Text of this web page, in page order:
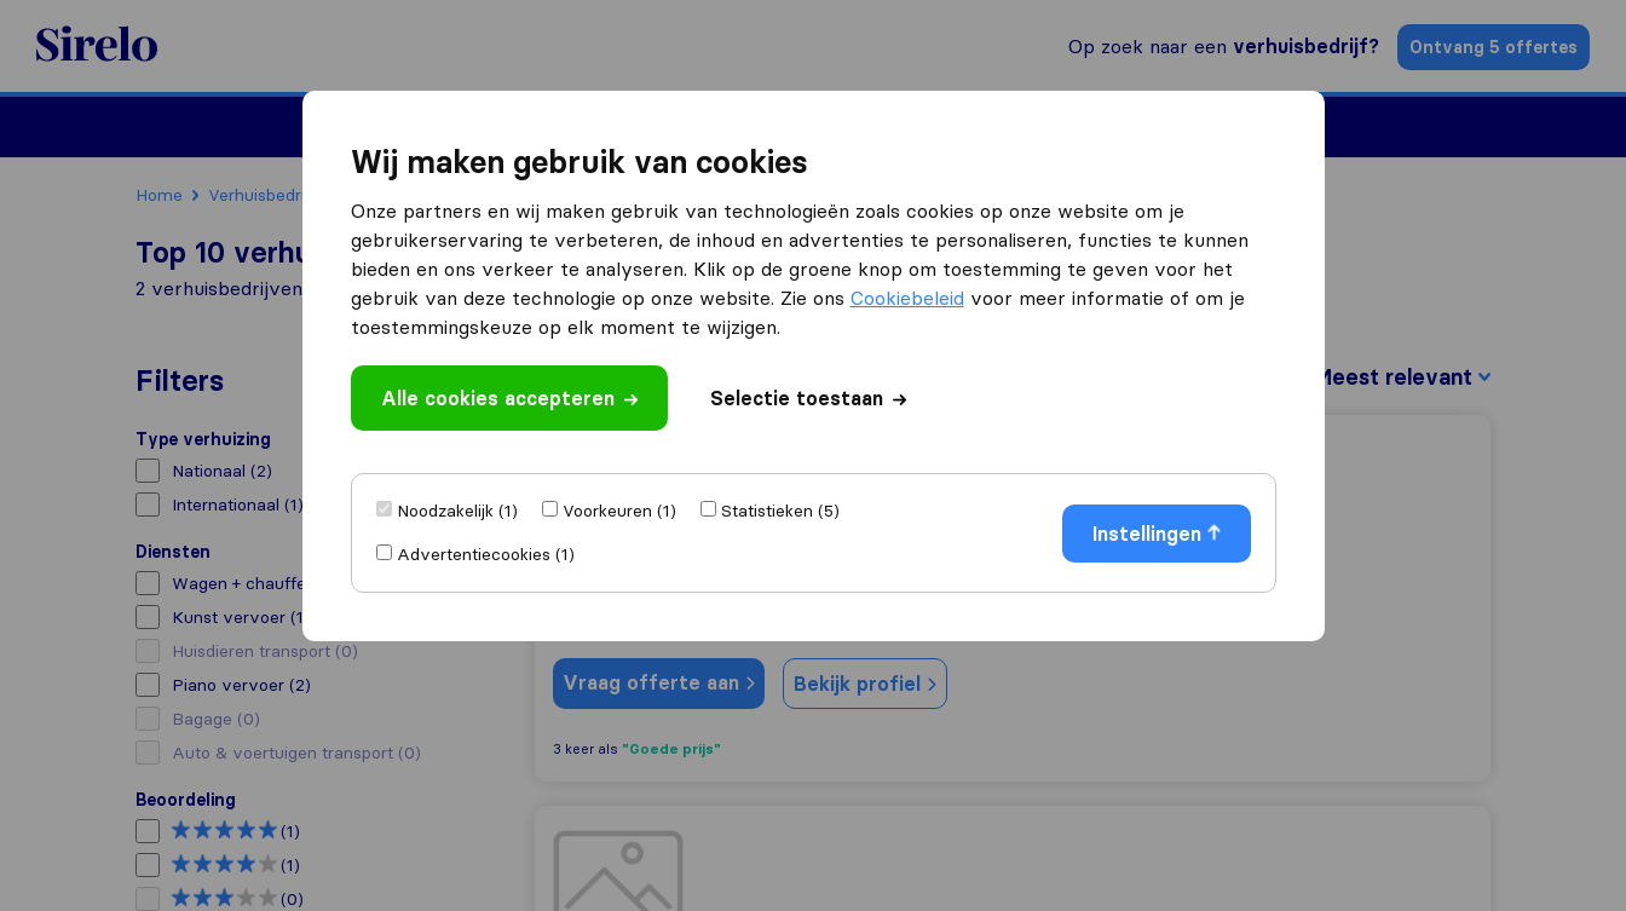
Sirelo.nl
Op zoek naar een verhuisbedrijf? Ontvang 5 offertes
Home Verhuisbedrijven
Top 10 verhuisbedrijven in Eelde
2 verhuisbedrijven gevonden in Eelde
Filters
Type verhuizing
Nationaal (2)
Internationaal (1)
Diensten
Wagen + chauffeur verhuur
Kunst vervoer (1)
Huisdieren transport (0)
Piano vervoer (2)
Bagage (0)
Auto & voertuigen transport (0)
Beoordeling
(1)
(1)
(0)
7,1
Koops Verhuizingen
Vraag offerte aan Bekijk profiel
3 keer als "Goede prijs"
Van Der Woude Verhuizingen
Wij maken gebruik van cookies
Onze partners en wij maken gebruik van technologieën zoals cookies op onze website om je
gebruikerservaring te verbeteren, de inhoud en advertenties te personaliseren, functies te kunnen
bieden en ons verkeer te analyseren. Klik op de groene knop om toestemming te geven voor het
gebruik van deze technologie op onze website. Zie ons Cookiebeleid voor meer informatie of om je
toestemmingskeuze op elk moment te wijzigen.
Alle cookies accepteren Selectie toestaan
Noodzakelijk (1) Voorkeuren (1)
Statistieken (5)
Advertentiecookies (1)
Instellingen